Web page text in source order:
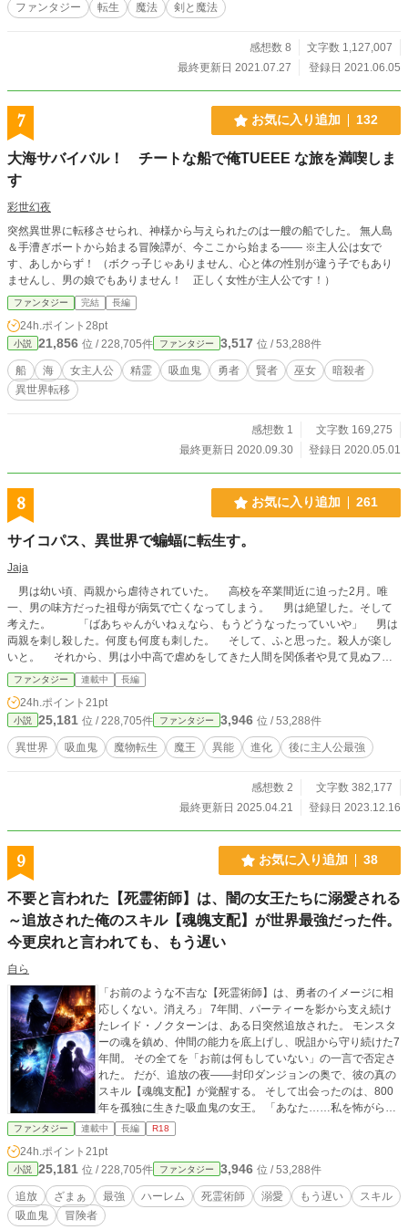
ですが、こちらで掲載開始いたします。新しいお話も追加予定なのでよろしくお
ファンタジー 転生 魔法 剣と魔法
感想数 8
文字数 1,127,007
最終更新日 2021.07.27
登録日 2021.06.05
7 お気に入り追加 132
大海サバイバル！ チートな船で俺TUEEE な旅を満喫しま
す
彩世幻夜
突然異世界に転移させられ、神様から与えられたのは一艘の船でした。 無人島
＆手漕ぎボートから始まる冒険譚が、今ここから始まる―― ※主人公は女で
す、あしからず！ （ボクっ子じゃありません、心と体の性別が違う子でもあり
ませんし、男の娘でもありません！ 正しく女性が主人公です！）
ファンタジー 完結 長編
24h.ポイント 28pt
小説 21,856 位 / 228,705件 ファンタジー 3,517 位 / 53,288件
船 海 女主人公 精霊 吸血鬼 勇者 賢者 巫女
暗殺者
異世界転移
感想数 1
文字数 169,275
最終更新日 2020.09.30
登録日 2020.05.01
8 お気に入り追加 261
サイコパス、異世界で蝙蝠に転生す。
Jaja
男は幼い頃、両親から虐待されていた。 高校を卒業間近に迫った2月。唯
一、男の味方だった祖母が病気で亡くなってしまう。 男は絶望した。そして
考えた。 「ばあちゃんがいねぇなら、もうどうなったっていいや」 男は
両親を刺し殺した。何度も何度も刺した。 そして、ふと思った。殺人が楽し
いと。 それから、男は小中高で虐めをしてきた人間を関係者や見て見ぬフリ
をしていた教師も含めて殺した。快感に酔いしれながらもやる事は終わったと、
最後の殺人を終えて満足気に自殺した。 次に男が目を覚ますと、何故か蝙蝠
になっていた。 ※この作品はカクヨム様にも投稿しています。
ファンタジー 連載中 長編
24h.ポイント 21pt
小説 25,181 位 / 228,705件 ファンタジー 3,946 位 / 53,288件
異世界 吸血鬼 魔物転生 魔王 異能 進化 後に主人公最強
感想数 2
文字数 382,177
最終更新日 2025.04.21
登録日 2023.12.16
9 お気に入り追加 38
不要と言われた【死霊術師】は、闇の女王たちに溺愛される
～追放された俺のスキル【魂魄支配】が世界最強だった件。
今更戻れと言われても、もう遅い
自ら
「お前のような不吉な【死霊術師】は、勇者のイメージに相
応しくない。消えろ」 7年間、パーティーを影から支え続け
たレイド・ノクターンは、ある日突然追放された。 モンスタ
ーの魂を鎮め、仲間の能力を底上げし、呪詛から守り続けた7
年間。 その全てを「お前は何もしていない」の一言で否定さ
れた。 だが、追放の夜——封印ダンジョンの奥で、彼の真の
スキル【魂魄支配】が覚醒する。 そして出会ったのは、800
年を孤独に生きた吸血鬼の女王。 「あなた……私を怖がらな
いの？」 「腹減ってないか？ 800年も閉じ込められてたんだ
ろ」 吸血鬼の始祖、追放された堕天使、呪いに蝕まれた騎士
姫、300年彷徨う幽霊大魔導師。 ——闇に生きる最強の女た
ちが、たった一人の死霊術師を選んだ。 一方、レイドを失っ
た勇者パーティーは、真実に気づき始める。 モンスターが蘇
り、聖剣の力が衰え、治癒魔法が効かなくなり—— 「レイ
ド、戻ってきてくれ！」 もう遅い。俺には、俺を必要として
ファンタジー 連載中 長編 R18
24h.ポイント 21pt
小説 25,181 位 / 228,705件 ファンタジー 3,946 位 / 53,288件
追放 ざまぁ 最強 ハーレム 死霊術師 溺愛 もう遅い
スキル
吸血鬼
冒険者